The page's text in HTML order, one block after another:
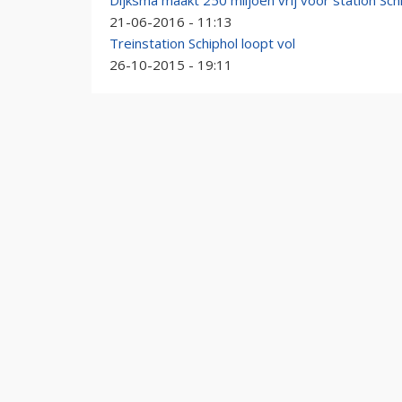
21-06-2016 - 11:13
Treinstation Schiphol loopt vol
26-10-2015 - 19:11